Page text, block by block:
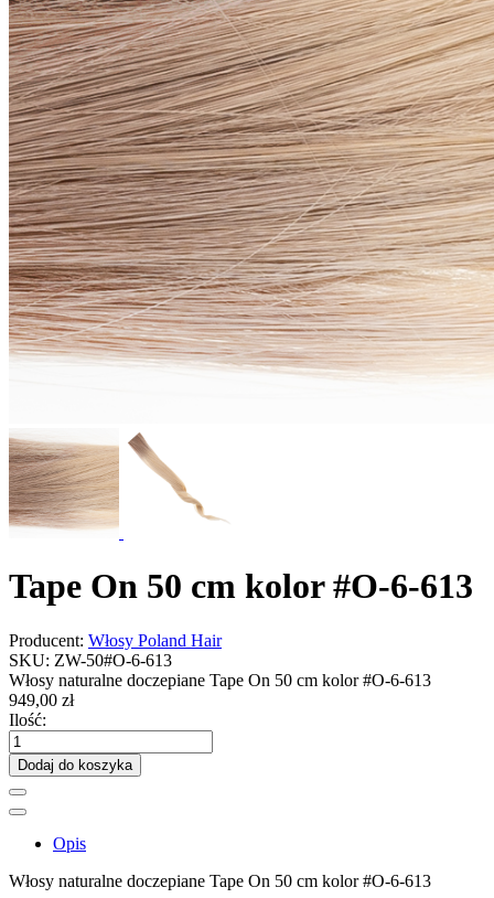
Tape On 50 cm kolor #O-6-613
Producent: Włosy Poland Hair
SKU: ZW-50#O-6-613
Włosy naturalne doczepiane Tape On 50 cm kolor #O-6-613
949,00 zł
Ilość:
Dodaj do koszyka
Opis
Włosy naturalne doczepiane Tape On 50 cm kolor #O-6-613